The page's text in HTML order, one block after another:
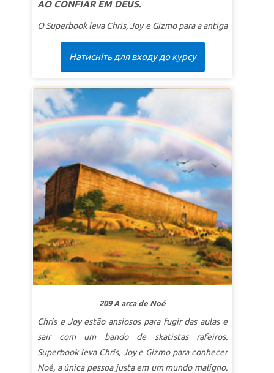
AO CONFIAR EM DEUS.
O Superbook leva Chris, Joy e Gizmo para a antiga
Galileia. Satanás recebeu permissão de Deus para
testar Job ao tirar sua fortuna, família e saúde.
Mesmo assim, Job confia firmemente em Deus —
e acaba sendo recompensado por sua
perseverança. Os alunos aprendem a superar as
dificuldades e dúvidas ao confiar em Deus.
LIÇÃO 1 JOB CONFIA EM DEUS
SuperVerdade:
Quando surgem problemas, posso
confiar em Deus.
SuperVersículoEle disse: “Eu lhes disse essas
coisas para que tenham paz em mim. Neste
mundo você terá problemas. Mas tenha coragem!
Eu superei o mundo."(João 16:33 NVI).
LIÇÃO 2 A PRESENÇA DE DEUS
SuperVerdade: Deus Está Sempre Comigo
vosso Deus é quem vai convosco. Ele não te
deixará nem te desamparará.”Deuteronômio
31:6 (NTLH).
Натисніть для входу до курсу
209 A arca de Noé
Chris e Joy estão ansiosos para fugir das aulas e
sair com um bando de skatistas rafeiros.
Superbook leva Chris, Joy e Gizmo para conhecer
Noé, a única pessoa justa em um mundo maligno.